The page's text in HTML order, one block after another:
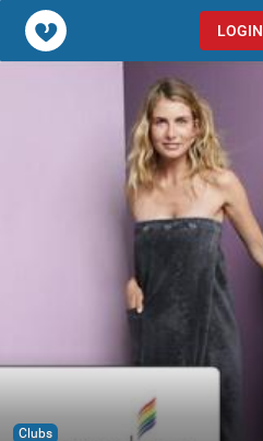
Popcorn.dating LOGIN
Clubs